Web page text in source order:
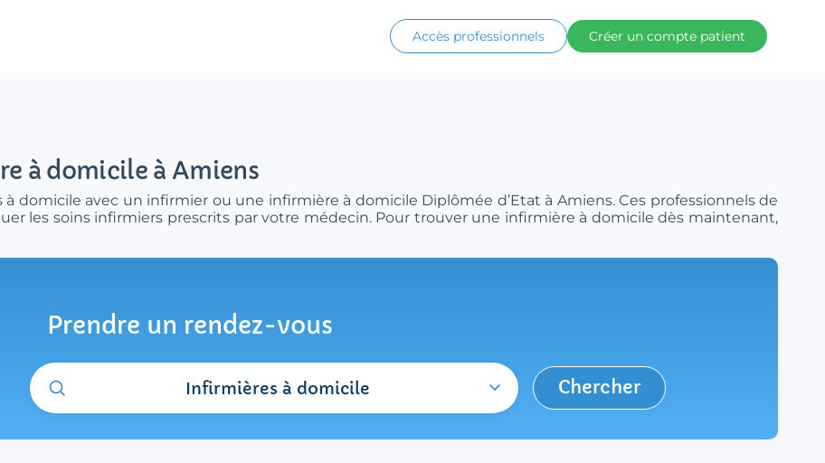
Accès professionnels Créer un compte patient
à domicile à Amiens
domicile avec un infirmier ou une infirmière à domicile Diplômée d’Etat à Amiens. Ces professionnels de
les soins infirmiers prescrits par votre médecin. Pour trouver une infirmière à domicile dès maintenant,
Prendre un rendez-vous
Infirmières à domicile Chercher